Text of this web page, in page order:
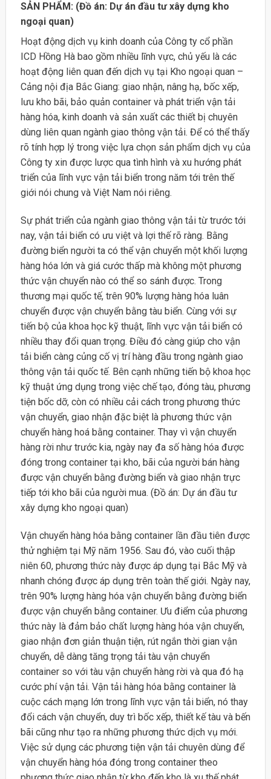
SẢN PHẨM: (Đồ án: Dự án đầu tư xây dựng kho
ngoại quan)
Hoạt động dịch vụ kinh doanh của Công ty cổ phần
ICD Hồng Hà bao gồm nhiều lĩnh vực, chủ yếu là các
hoạt động liên quan đến dịch vụ tại Kho ngoại quan –
Cảng nội địa Bắc Giang: giao nhận, nâng hạ, bốc xếp,
lưu kho bãi, bảo quản container và phát triển vận tải
hàng hóa, kinh doanh và sản xuất các thiết bị chuyên
dùng liên quan ngành giao thông vận tải. Để có thể thấy
rõ tính hợp lý trong việc lựa chọn sản phẩm dịch vụ của
Công ty xin được lược qua tình hình và xu hướng phát
triển của lĩnh vực vận tải biển trong năm tới trên thế
giới nói chung và Việt Nam nói riêng.
Sự phát triển của ngành giao thông vận tải từ trước tới
nay, vận tải biển có ưu việt và lợi thế rõ ràng. Bằng
đường biển người ta có thể vận chuyển một khối lượng
hàng hóa lớn và giá cước thấp mà không một phương
thức vận chuyển nào có thể so sánh được. Trong
thương mại quốc tế, trên 90% lượng hàng hóa luân
chuyển được vận chuyển bằng tàu biển. Cùng với sự
tiến bộ của khoa học kỹ thuật, lĩnh vực vận tải biển có
nhiều thay đổi quan trọng. Điều đó càng giúp cho vận
tải biển càng củng cố vị trí hàng đầu trong ngành giao
thông vận tải quốc tế. Bên cạnh những tiến bộ khoa học
kỹ thuật ứng dụng trong việc chế tạo, đóng tàu, phương
tiện bốc dỡ, còn có nhiều cải cách trong phương thức
vận chuyển, giao nhận đặc biệt là phương thức vận
chuyển hàng hoá bằng container. Thay vì vận chuyển
hàng rời như trước kia, ngày nay đa số hàng hóa được
đóng trong container tại kho, bãi của người bán hàng
được vận chuyển bằng đường biển và giao nhận trực
tiếp tới kho bãi của người mua. (Đồ án: Dự án đầu tư
xây dựng kho ngoại quan)
Vận chuyển hàng hóa bằng container lần đầu tiên được
thử nghiệm tại Mỹ năm 1956. Sau đó, vào cuối thập
niên 60, phương thức này được áp dụng tại Bắc Mỹ và
nhanh chóng được áp dụng trên toàn thế giới. Ngày nay,
trên 90% lượng hàng hóa vận chuyển bằng đường biển
được vận chuyển bằng container. Ưu điểm của phương
thức này là đảm bảo chất lượng hàng hóa vận chuyển,
giao nhận đơn giản thuận tiện, rút ngắn thời gian vận
chuyển, dễ dàng tăng trọng tải tàu vận chuyển
container so với tàu vận chuyển hàng rời và qua đó hạ
cước phí vận tải. Vận tải hàng hóa bằng container là
cuộc cách mạng lớn trong lĩnh vực vận tải biển, nó thay
đổi cách vận chuyển, duy trì bốc xếp, thiết kế tàu và bến
bãi cũng như tạo ra những phương thức dịch vụ mới.
Việc sử dụng các phương tiện vận tải chuyên dùng để
vận chuyển hàng hóa đóng trong container theo